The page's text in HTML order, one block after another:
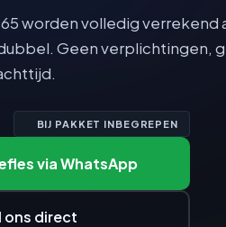
worden volledig verrekend
Geen verplichtingen,
BIJ PAKKET INBEGREPEN
via WhatsApp
ons direct